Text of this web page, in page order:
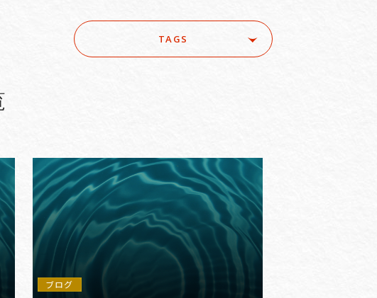
TAGS
seizure
#aerospace
ブログ